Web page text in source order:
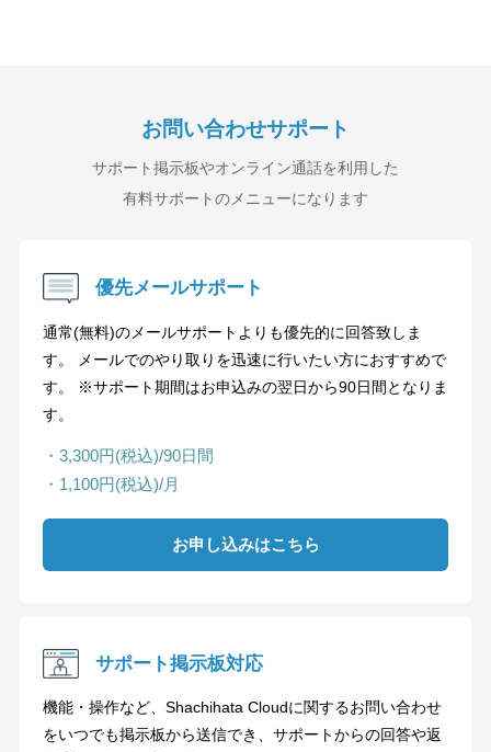
お問い合わせサポート
サポート掲示板やオンライン通話を利用した
有料サポートのメニューになります
優先メールサポート
通常(無料)のメールサポートよりも優先的に回答致しま
す。 メールでのやり取りを迅速に行いたい方におすすめで
す。 ※サポート期間はお申込みの翌日から90日間となりま
す。
・3,300円(税込)/90日間
・1,100円(税込)/月
お申し込みはこちら
サポート掲示板対応
機能・操作など、Shachihata Cloudに関するお問い合わせ
をいつでも掲示板から送信でき、サポートからの回答や返